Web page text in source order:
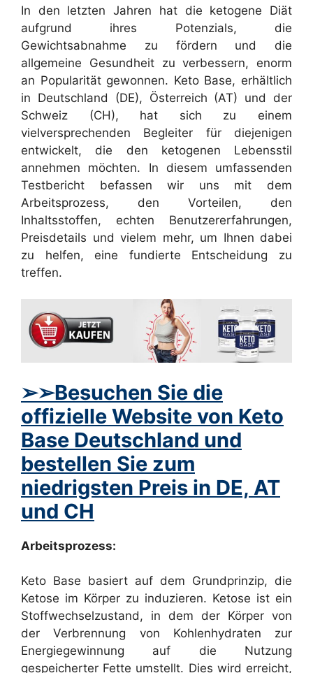
In den letzten Jahren hat die ketogene Diät
aufgrund ihres Potenzials, die
Gewichtsabnahme zu fördern und die
allgemeine Gesundheit zu verbessern, enorm
an Popularität gewonnen. Keto Base, erhältlich
in Deutschland (DE), Österreich (AT) und der
Schweiz (CH), hat sich zu einem
vielversprechenden Begleiter für diejenigen
entwickelt, die den ketogenen Lebensstil
annehmen möchten. In diesem umfassenden
Testbericht befassen wir uns mit dem
Arbeitsprozess, den Vorteilen, den
Inhaltsstoffen, echten Benutzererfahrungen,
Preisdetails und vielem mehr, um Ihnen dabei
zu helfen, eine fundierte Entscheidung zu
treffen.
➢➢Besuchen Sie die
offizielle Website von Keto
Base Deutschland und
bestellen Sie zum
niedrigsten Preis in DE, AT
und CH
Arbeitsprozess:
Keto Base basiert auf dem Grundprinzip, die
Ketose im Körper zu induzieren. Ketose ist ein
Stoffwechselzustand, in dem der Körper von
der Verbrennung von Kohlenhydraten zur
Energiegewinnung auf die Nutzung
gespeicherter Fette umstellt. Dies wird erreicht,